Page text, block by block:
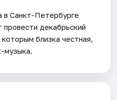
в Санкт-Петербурге
декабрьский
близка честная,
музыка.